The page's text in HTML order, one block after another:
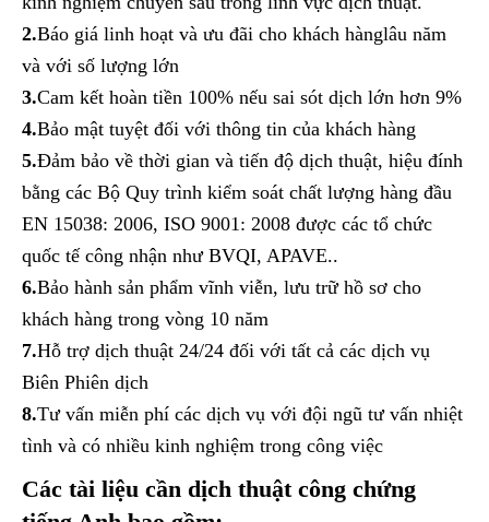
2.Báo giá linh hoạt và ưu đãi cho khách hànglâu năm
và với số lượng lớn
3.Cam kết hoàn tiền 100% nếu sai sót dịch lớn hơn 9%
4.Bảo mật tuyệt đối với thông tin của khách hàng
5.Đảm bảo về thời gian và tiến độ dịch thuật, hiệu đính
bằng các Bộ Quy trình kiểm soát chất lượng hàng đầu
EN 15038: 2006, ISO 9001: 2008 được các tổ chức
quốc tế công nhận như BVQI, APAVE..
6.Bảo hành sản phẩm vĩnh viễn, lưu trữ hồ sơ cho
khách hàng trong vòng 10 năm
7.Hỗ trợ dịch thuật 24/24 đối với tất cả các dịch vụ
Biên Phiên dịch
8.Tư vấn miễn phí các dịch vụ với đội ngũ tư vấn nhiệt
tình và có nhiều kinh nghiệm trong công việc
Các tài liệu cần dịch thuật công chứng